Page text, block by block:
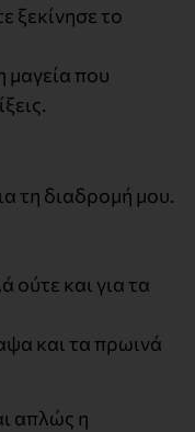
ξεκίνησε το
μαγεία που
τη διαδρομή μου.
ούτε και για τα
και τα πρωινά
απλώς η